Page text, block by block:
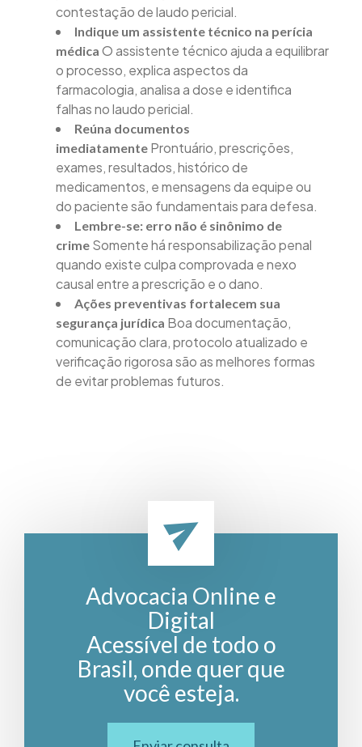
contestação de laudo pericial.
Indique um assistente técnico na perícia
médica O assistente técnico ajuda a equilibrar
o processo, explica aspectos da
farmacologia, analisa a dose e identifica
falhas no laudo pericial.
Reúna documentos
imediatamente Prontuário, prescrições,
exames, resultados, histórico de
medicamentos, e mensagens da equipe ou
do paciente são fundamentais para defesa.
Lembre-se: erro não é sinônimo de
crime Somente há responsabilização penal
quando existe culpa comprovada e nexo
causal entre a prescrição e o dano.
Ações preventivas fortalecem sua
segurança jurídica Boa documentação,
comunicação clara, protocolo atualizado e
verificação rigorosa são as melhores formas
de evitar problemas futuros.
Advocacia Online e
Digital
Acessível de todo o
Brasil, onde quer que
você esteja.